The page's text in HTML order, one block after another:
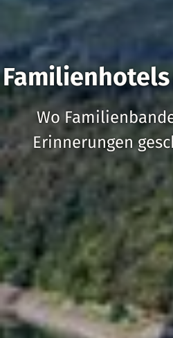
Wo
Erinnerungen